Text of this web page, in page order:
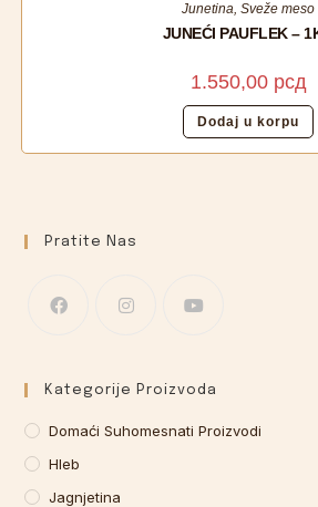
Junetina, Sveže meso
JUNEĆI PAUFLEK –
1.550,00 рсд
Dodaj u korpu
Pratite Nas
Kategorije Proizvoda
Domaći Suhomesnati Proizvodi
Hleb
Jagnjetina